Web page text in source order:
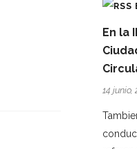
En la
14 junio,